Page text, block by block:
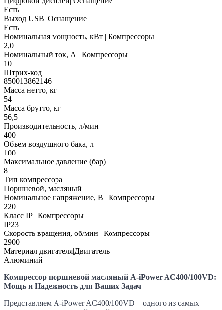
Есть
Выход USB| Оснащение
Есть
Номинальная мощность, кВт | Компрессоры
2,0
Номинальный ток, А | Компрессоры
10
Штрих-код
850013862146
Масса нетто, кг
54
Масса брутто, кг
56,5
Производительность, л/мин
400
Объем воздушного бака, л
100
Максимальное давление (бар)
8
Тип компрессора
Поршневой, масляный
Номинальное напряжение, В | Компрессоры
220
Класс IP | Компрессоры
IP23
Скорость вращения, об/мин | Компрессоры
2900
Материал двигателя|Двигатель
Алюминий
Компрессор поршневой масляный A-iPower AC400/100VD:
Мощь и Надежность для Ваших Задач
Представляем A-iPower AC400/100VD – одного из самых